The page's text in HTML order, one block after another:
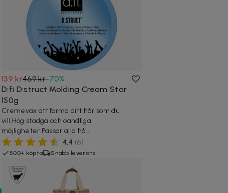
139 kr469 kr-70%
D:fi D:struct Molding Cream Stor
150g
Cremevax att forma ditt hår som du
vill.Hög stadga och oändliga
möjligheter.Passar alla hå...
4,4 (6)
500+ köpta Snabb leverans